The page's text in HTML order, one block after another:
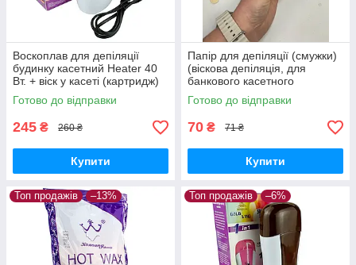
Воскоплав для депіляції
будинку касетний Heater 40
Вт. + віск у касеті (картридж)
Готово до відправки
245 ₴ 260 ₴
Купити
Папір для депіляції (смужки)
(віскова депіляція, для
банкового касетного
воскоплава) плівковий віск
Готово до відправки
70 ₴ 71 ₴
Купити
Топ продажів –13% Топ продажів –6%